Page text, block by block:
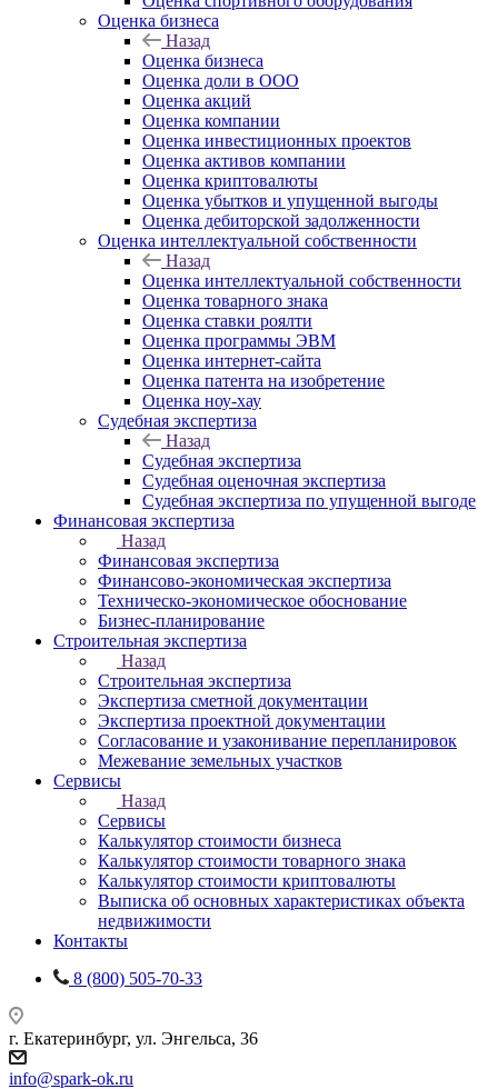
Оценка бизнеса
Назад
Оценка бизнеса
Оценка доли в ООО
Оценка акций
Оценка компании
Оценка инвестиционных проектов
Оценка активов компании
Оценка криптовалюты
Оценка убытков и упущенной выгоды
Оценка дебиторской задолженности
Оценка интеллектуальной собственности
Назад
Оценка интеллектуальной собственности
Оценка товарного знака
Оценка ставки роялти
Оценка программы ЭВМ
Оценка интернет-сайта
Оценка патента на изобретение
Оценка ноу-хау
Судебная экспертиза
Назад
Судебная экспертиза
Судебная оценочная экспертиза
Судебная экспертиза по упущенной выгоде
Финансовая экспертиза
Назад
Финансовая экспертиза
Финансово-экономическая экспертиза
Техническо-экономическое обоснование
Бизнес-планирование
Строительная экспертиза
Назад
Строительная экспертиза
Экспертиза сметной документации
Экспертиза проектной документации
Согласование и узаконивание перепланировок
Межевание земельных участков
Сервисы
Назад
Сервисы
Калькулятор стоимости бизнеса
Калькулятор стоимости товарного знака
Калькулятор стоимости криптовалюты
Выписка об основных характеристиках объекта
недвижимости
Контакты
8 (800) 505-70-33
г. Екатеринбург, ул. Энгельса, 36
info@spark-ok.ru